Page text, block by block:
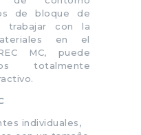
de bloque de
trabajar con la
en el
MC, puede
totalmente
individuales,